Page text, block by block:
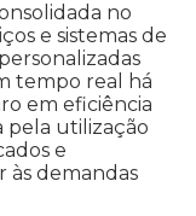
no
e sistemas de
tempo real há
em eficiência
pela utilização
e
demandas